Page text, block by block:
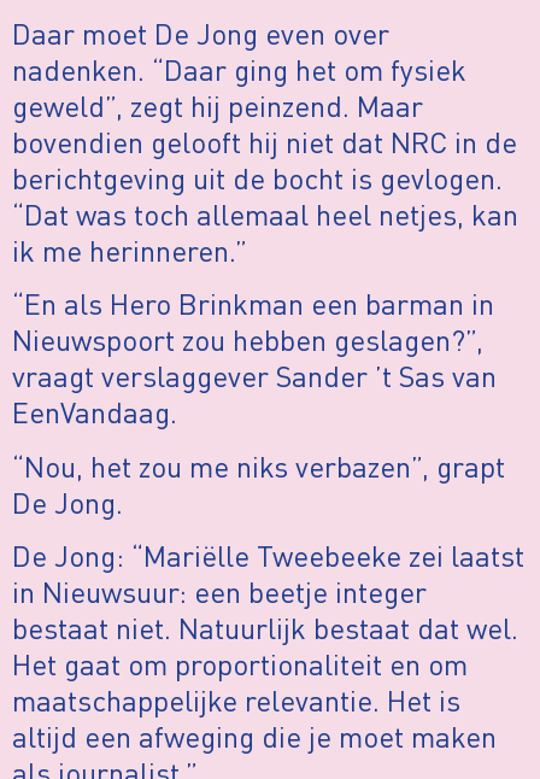
Daar moet De Jong even over
nadenken. “Daar ging het om fysiek
geweld”, zegt hij peinzend. Maar
bovendien gelooft hij niet dat NRC in de
berichtgeving uit de bocht is gevlogen.
“Dat was toch allemaal heel netjes, kan
ik me herinneren.”
“En als Hero Brinkman een barman in
Nieuwspoort zou hebben geslagen?”,
vraagt verslaggever Sander ’t Sas van
EenVandaag.
“Nou, het zou me niks verbazen”, grapt
De Jong.
De Jong: “Mariëlle Tweebeeke zei laatst
in Nieuwsuur: een beetje integer
bestaat niet. Natuurlijk bestaat dat wel.
Het gaat om proportionaliteit en om
maatschappelijke relevantie. Het is
altijd een afweging die je moet maken